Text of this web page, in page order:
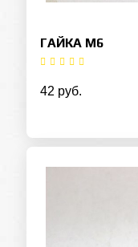
ГАЙКА М6
42 руб.